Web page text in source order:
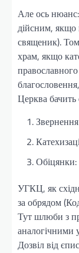
Але ось
дійсним, якщо
священик).
храм, якщо
Церква бачить
Обіцянки:
УГКЦ, як
за обрядом
Тут шлюби з
аналогічними
Дозвіл від